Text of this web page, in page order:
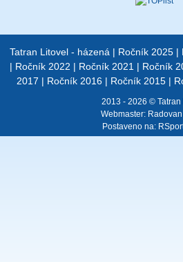
Tatran Litovel - házená | Ročník 2025|
| Ročník 2022 | Ročník 2021 | Ročník
2017 | Ročník 2016 | Ročník 2015 |
2013 - 2026 © Tatran
Webmaster:
Postaveno na: